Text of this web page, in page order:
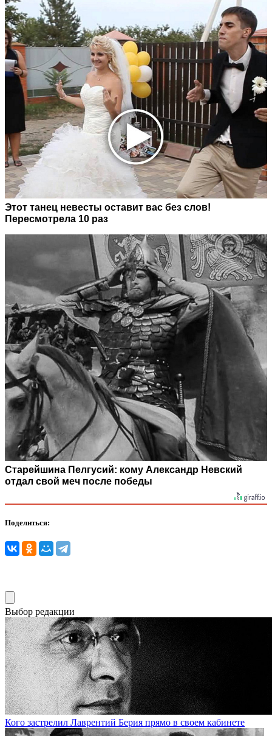
Этот танец невесты оставит вас без слов!
Пересмотрела 10 раз
Старейшина Пелгусий: кому Александр Невский
отдал свой меч после победы
Поделиться:
Выбор редакции
Кого застрелил Лаврентий Берия прямо в своем кабинете